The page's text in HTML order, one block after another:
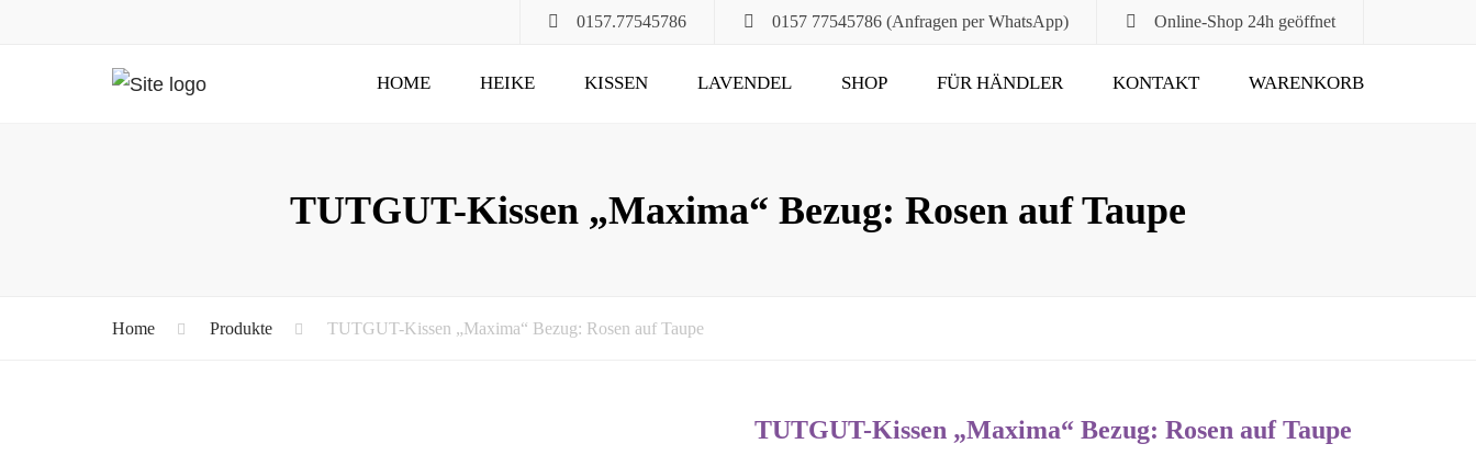
0157.77545786 0157 77545786 (Anfragen per WhatsApp) Online-Shop 24h geöffnet
Submit
HOME HEIKE KISSEN
MAXIMA
LAVENDEL
FÜR MUND, HALS
ZU ZWEIT
SHOP FÜR HÄNDLER KONTAKT WARENKORB
TUTGUT-Kissen „Maxima“ Bezug: Rosen auf Taupe
Home Produkte TUTGUT-Kissen „Maxima“ Bezug: Rosen auf Taupe
TUTGUT-Kissen „Maxima“ Bezug: Rosen auf Taupe